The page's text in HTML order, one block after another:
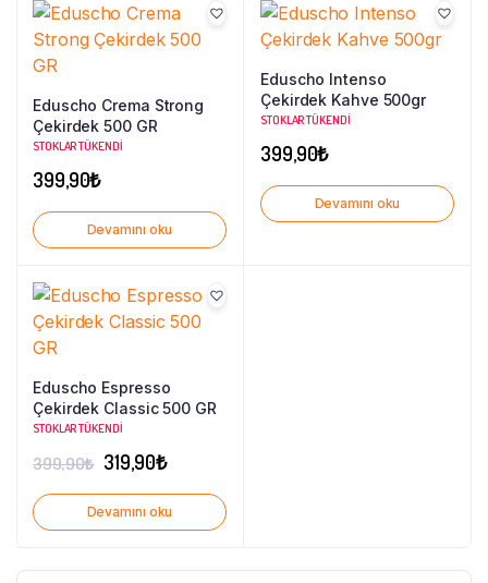
Eduscho Crema Strong
Çekirdek 500 GR
STOKLAR TÜKENDI
399,90₺
Devamını oku
Eduscho Intenso
Çekirdek Kahve 500gr
STOKLAR TÜKENDI
399,90₺
Devamını oku
Eduscho Espresso
Çekirdek Classic 500 GR
STOKLAR TÜKENDI
399,90₺ Orijinal
fiyat:
399,90₺.
319,90₺Şu
andaki
fiyat:
Devamını oku